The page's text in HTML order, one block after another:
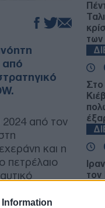
Information
από
από τον
και η
πετρέλαιο
των
Στο
τον